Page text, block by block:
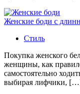
Женские боди с
Стиль
Покупка женского
женщины, как
самостоятельно
выбирая лифчики,